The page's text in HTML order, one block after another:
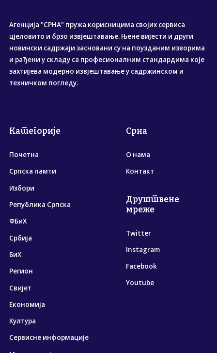
Агенција "СРНА" пружа корисницима својих сервиса
цјеловито и брзо извјештавање. Њене вијести и други
новински садржаји засновани су на поузданим изворима
и рађени у складу са професионалним стандардима које
захтијева модерно извјештавање у садржинском и
техничком погледу.
Категорије
Почетна
Српска памти
Избори
Република Српска
ФБиХ
Србија
БиХ
Регион
Свијет
Економија
Култура
Сервисне информације
Срна
О нама
Контакт
Друштвене
мреже
Twitter
Instagram
Facebook
Youtube